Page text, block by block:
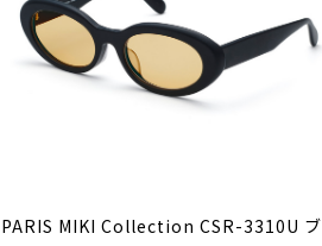
PARIS MIKI Collection CSR-3310U ブ